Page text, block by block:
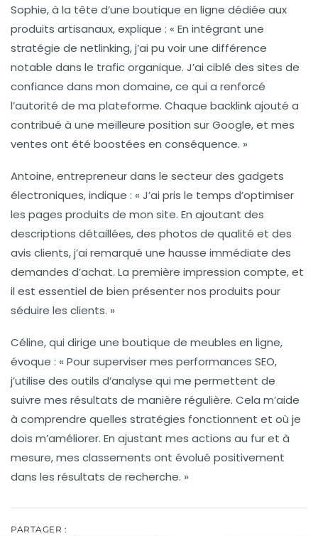
Sophie, à la tête d’une boutique en ligne dédiée aux
produits artisanaux, explique : « En intégrant une
stratégie de netlinking, j’ai pu voir une différence
notable dans le trafic organique. J’ai ciblé des sites de
confiance dans mon domaine, ce qui a renforcé
l’autorité de ma plateforme. Chaque backlink ajouté a
contribué à une meilleure position sur Google, et mes
ventes ont été boostées en conséquence. »
Antoine, entrepreneur dans le secteur des gadgets
électroniques, indique : « J’ai pris le temps d’optimiser
les pages produits de mon site. En ajoutant des
descriptions détaillées, des photos de qualité et des
avis clients, j’ai remarqué une hausse immédiate des
demandes d’achat. La première impression compte, et
il est essentiel de bien présenter nos produits pour
séduire les clients. »
Céline, qui dirige une boutique de meubles en ligne,
évoque : « Pour superviser mes performances SEO,
j’utilise des outils d’analyse qui me permettent de
suivre mes résultats de manière régulière. Cela m’aide
à comprendre quelles stratégies fonctionnent et où je
dois m’améliorer. En ajustant mes actions au fur et à
mesure, mes classements ont évolué positivement
dans les résultats de recherche. »
PARTAGER :